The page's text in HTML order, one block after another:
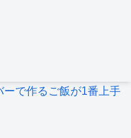
で作るご飯が1番上手